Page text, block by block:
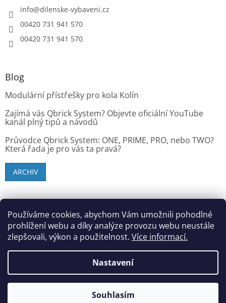
Používáme cookies, abychom Vám umožnili pohodlné
prohlížení webu a díky analýze provozu webu neustále
zlepšovali, výkon a použitelnost. Více informací.
Nastavení
Souhlasím
info@dilenske-vybaveni.cz
00420 731 941 570
00420 731 941 570
Blog
Modulární přístřešky pro kola Kolín
Zajímá vás Qbrick System? Objevte oficiální YouTube
kanál plný tipů a návodů
Průvodce Qbrick System: ONE, PRIME, PRO, nebo TWO?
Která řada je pro vás ta pravá?
ARCHIV
Copyright 2026StandMar (Dílenské vybavení). Všechna
práva vyhrazena.